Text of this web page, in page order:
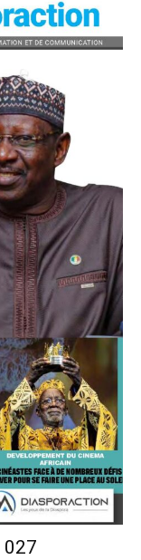
027